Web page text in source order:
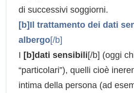
di successivi soggiorni.
[b]Il trattamento dei dati
albergo[/b]
I [b]dati sensibili[/b] (oggi
“particolari”), quelli cioè
intima della persona (ad